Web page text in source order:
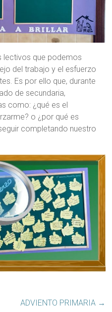
que podemos
del trabajo y el esfuerzo
Es por ello que, durante
de secundaria,
como: ¿qué es el
o ¿por qué es
completando nuestro
ADVIENTO PRIMARIA →